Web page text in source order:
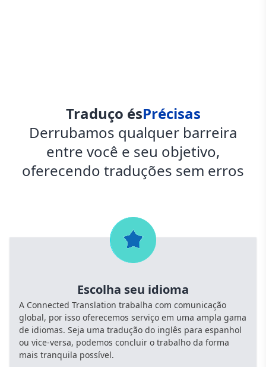
Traduço ésPrécisas
Derrubamos qualquer barreira
entre você e seu objetivo,
oferecendo traduções sem erros
Escolha seu idioma
A Connected Translation trabalha com comunicação
global, por isso oferecemos serviço em uma ampla gama
de idiomas. Seja uma tradução do inglês para espanhol
ou vice-versa, podemos concluir o trabalho da forma
mais tranquila possível.